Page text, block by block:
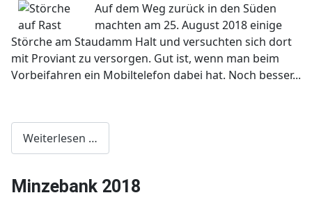
Auf dem Weg zurück in den Süden
machten am 25. August 2018 einige
Störche am Staudamm Halt und versuchten sich dort
mit Proviant zu versorgen. Gut ist, wenn man beim
Vorbeifahren ein Mobiltelefon dabei hat. Noch besser...
Weiterlesen …
Minzebank 2018